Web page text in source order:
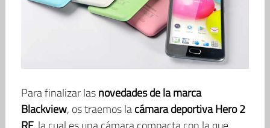
Para finalizar lasnovedades de la marca
Blackview, os traemos lacámara deportiva Hero 2